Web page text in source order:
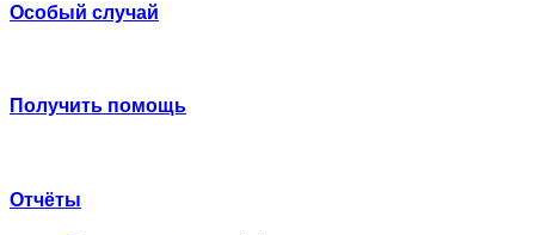
Особый случай
Получить помощь
Отчёты